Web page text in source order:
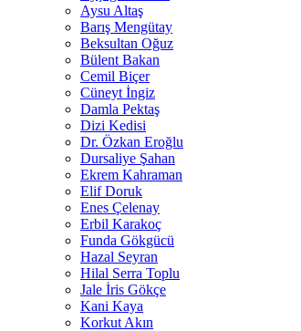
Aysu Altaş
Barış Mengütay
Beksultan Oğuz
Bülent Bakan
Cemil Biçer
Cüneyt İngiz
Damla Pektaş
Dizi Kedisi
Dr. Özkan Eroğlu
Dursaliye Şahan
Ekrem Kahraman
Elif Doruk
Enes Çelenay
Erbil Karakoç
Funda Gökgücü
Hazal Seyran
Hilal Serra Toplu
Jale İris Gökçe
Kani Kaya
Korkut Akın